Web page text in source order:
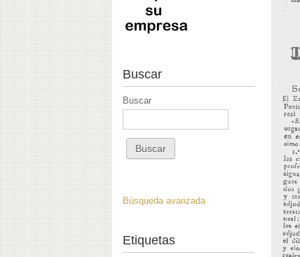
Buscar
Buscar
Búsqueda avanzada
Etiquetas